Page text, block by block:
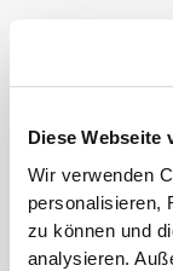
Diese Webseite
Wir verwenden
personalisieren,
zu können und
analysieren.
MuseFit Shorts
CHF 40.00
MuseFit
Shorts mit V-
hinten